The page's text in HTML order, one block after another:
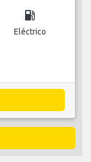
local_gas_station
Eléctrico